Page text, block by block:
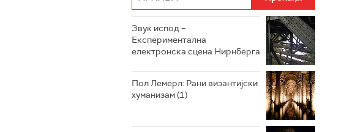
РАДИО ЏУБОКС
РАДИО ВРТЕШКА
РАДИО ЏЕЗЕР
Звук испод –
Експериментална
електронска сцена Нирнберга
Пол Лемерл: Рани византијски
хуманизам (1)